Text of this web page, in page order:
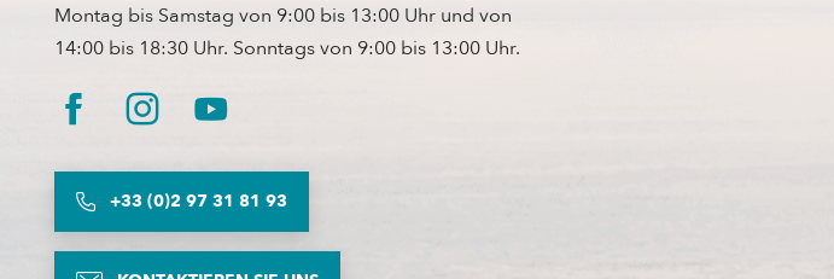
Montag bis Samstag von 9:00 bis 13:00 Uhr und von
14:00 bis 18:30 Uhr. Sonntags von 9:00 bis 13:00 Uhr.
+33 (0)2 97 31 81 93